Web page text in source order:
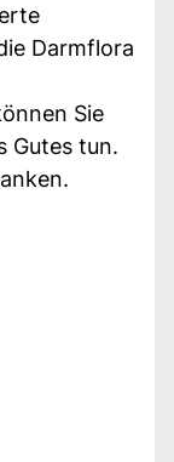
Darmflora
Sie
Gutes tun.